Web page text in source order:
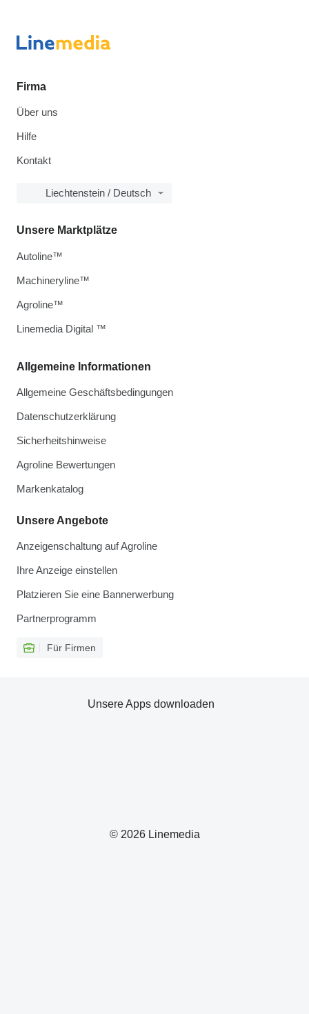
Firma
Über uns
Hilfe
Kontakt
Liechtenstein / Deutsch
Allgemeine Informationen
Allgemeine Geschäftsbedingungen
Datenschutzerklärung
Sicherheitshinweise
Agroline Bewertungen
Markenkatalog
Unsere Angebote
Anzeigenschaltung auf Agroline
Ihre Anzeige einstellen
Platzieren Sie eine Bannerwerbung
Partnerprogramm
Für Firmen
Unsere Marktplätze
Autoline™
Machineryline™
Agroline™
Linemedia Digital ™
© 2026 Linemedia
Unsere Apps downloaden